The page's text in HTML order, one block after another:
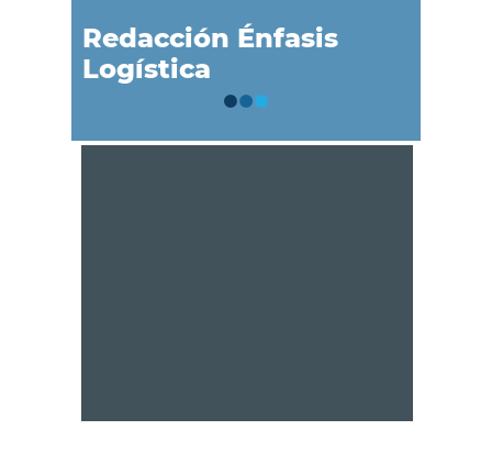
Redacción Énfasis
Logística